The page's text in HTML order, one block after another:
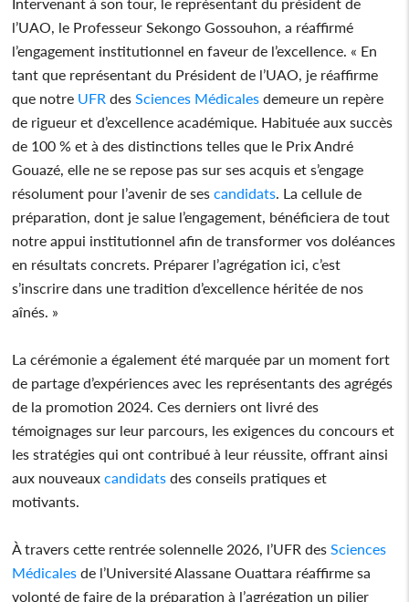
l’UAO, le Professeur Sekongo Gossouhon, a réaffirmé
l’engagement institutionnel en faveur de l’excellence. « En
tant que représentant du Président de l’UAO, je réaffirme
que notre UFR des Sciences Médicales demeure un repère
de rigueur et d’excellence académique. Habituée aux succès
de 100 % et à des distinctions telles que le Prix André
Gouazé, elle ne se repose pas sur ses acquis et s’engage
résolument pour l’avenir de ses candidats . La cellule de
préparation, dont je salue l’engagement, bénéficiera de tout
notre appui institutionnel afin de transformer vos doléances
en résultats concrets. Préparer l’agrégation ici, c’est
s’inscrire dans une tradition d’excellence héritée de nos
aînés. »
La cérémonie a également été marquée par un moment fort
de partage d’expériences avec les représentants des agrégés
de la promotion 2024. Ces derniers ont livré des
témoignages sur leur parcours, les exigences du concours et
les stratégies qui ont contribué à leur réussite, offrant ainsi
aux nouveaux candidats des conseils pratiques et
motivants.
À travers cette rentrée solennelle 2026, l’UFR des Sciences
Médicales de l’Université Alassane Ouattara réaffirme sa
volonté de faire de la préparation à l’agrégation un pilier